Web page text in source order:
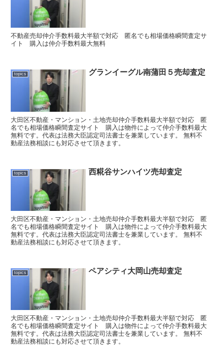
不動産売却仲介手数料最大半額で対応 匿名でも相場価格瞬間査定サ
イト 購入は仲介手数料最大無料
topics グランイーグル南蒲田５売却査定
大田区不動産・マンション・土地売却仲介手数料最大半額で対応 匿
名でも相場価格瞬間査定サイト 購入は物件によって仲介手数料最大
無料です。代表は法務大臣認定司法書士を兼業しています。 無料不
動産法務相談にも対応させて頂きます。
topics 西糀谷サンハイツ売却査定
大田区不動産・マンション・土地売却仲介手数料最大半額で対応 匿
名でも相場価格瞬間査定サイト 購入は物件によって仲介手数料最大
無料です。代表は法務大臣認定司法書士を兼業しています。 無料不
動産法務相談にも対応させて頂きます。
topics ペアシティ大岡山売却査定
大田区不動産・マンション・土地売却仲介手数料最大半額で対応 匿
名でも相場価格瞬間査定サイト 購入は物件によって仲介手数料最大
無料です。代表は法務大臣認定司法書士を兼業しています。 無料不
動産法務相談にも対応させて頂きます。